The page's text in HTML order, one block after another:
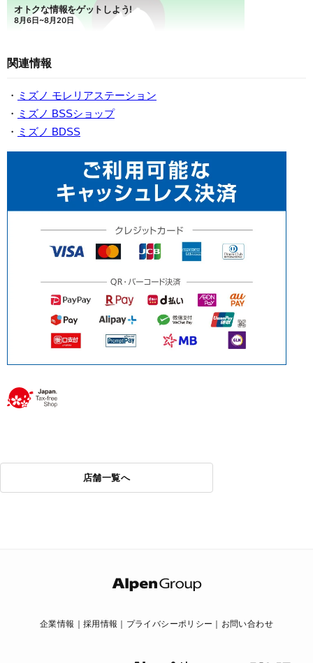
関連情報
・ ミズノ モレリアステーション
・ ミズノ BSSショップ
・ ミズノ BDSS
店舗一覧へ
企業情報 採用情報 プライバシーポリシー お問い合わせ